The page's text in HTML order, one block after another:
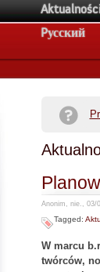
Pусский
Anonim, nie., 03/
Tagged:
W marcu
twórców,